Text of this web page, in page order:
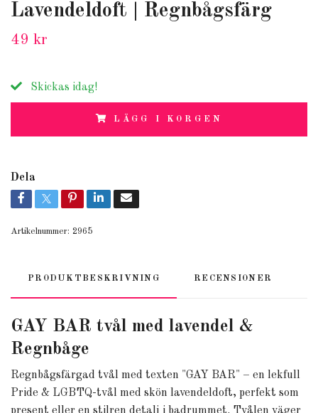
Lavendeldoft | Regnbågsfärg
49 kr
Skickas idag!
LÄGG I KORGEN
Dela
Artikelnummer: 2965
PRODUKTBESKRIVNING RECENSIONER
GAY BAR tvål med lavendel &
Regnbåge
Regnbågsfärgad tvål med texten "GAY BAR" – en lekfull
Pride & LGBTQ-tvål med skön lavendeldoft, perfekt som